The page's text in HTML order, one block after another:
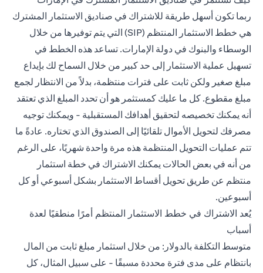
ربما تكون أسهل طريقة للاشتراك في صناديق الاستثمار المشترك
هي خطط الاستثمار المنتظم (SIP) التي يتم توفيرها من خلال
الوسطاء والبنوك في دولة الإمارات. تساعد هذه الخطط في
تسهيل عملية الاستثمار إلى حد كبير من خلال السماح لك بإيداع
مبلغ صغير ولكن ثابت على فترات منتظمة، بدلاً من الانتظار لجمع
مبلغ مقطوع. كل ما عليك كمستثمر هو أن تحدد المبلغ الذي تعتقد
أنه يمكنك تخصيصه لتحقيق أهدافك المستقبلية - ويمكنك توجيه
مصرفك لتحويل الأموال تلقائيًا إلى الصندوق الذي تختاره. عادةً ما
تتم عمليات التحويل المنتظمة هذه مرة واحدة شهريًا، على الرغم
من أنه في بعض الحالات يمكنك الاشتراك في خطة استثمار
منتظم عن طريق تحويل أقساط الاستثمار بشكل أسبوعي أو كل
أسبوعين.
يُعد الاشتراك في خطط الاستثمار المنتظم أمرًا منطقيًا لعدة
أسباب
متوسط التكلفة بالدولار: من خلال استثمار مبلغ ثابت من المال
بانتظام على مدى فترة محددة مسبقًا - على سبيل المثال، كل